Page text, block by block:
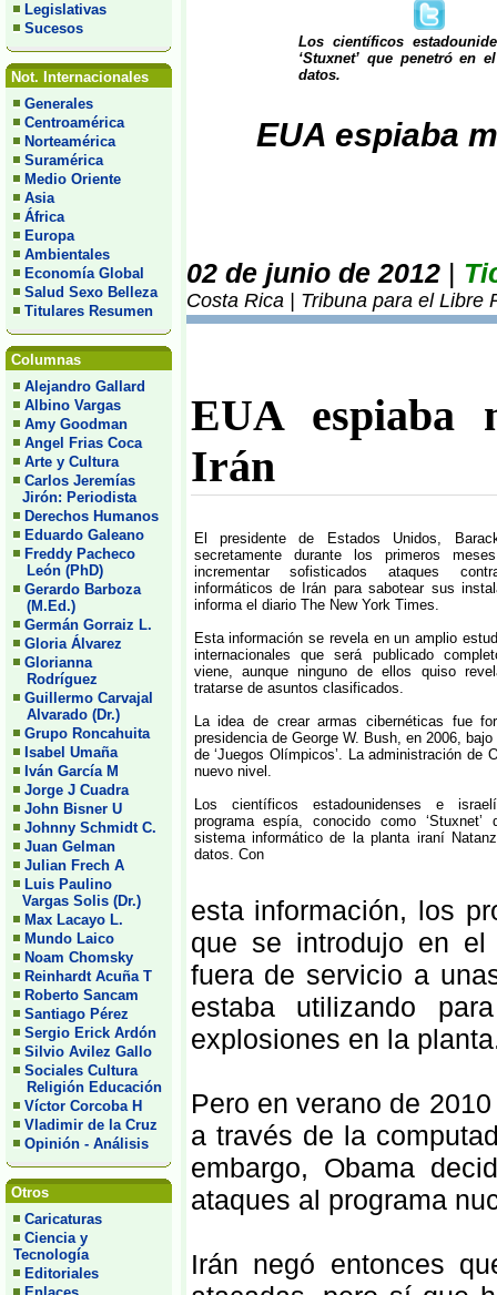
Legislativas
Sucesos
Not. Internacionales
Generales
Centroamérica
Norteamérica
Suramérica
Medio Oriente
Asia
África
Europa
Ambientales
Economía Global
Salud Sexo Belleza
Titulares Resumen
Columnas
Alejandro Gallard
Albino Vargas
Amy Goodman
Angel Frias Coca
Arte y Cultura
Carlos Jeremías
Jirón: Periodista
Derechos Humanos
Eduardo Galeano
Freddy Pacheco
León (PhD)
Gerardo Barboza
(M.Ed.)
Germán Gorraiz L.
Gloria Álvarez
Glorianna
Rodríguez
Guillermo Carvajal
Alvarado (Dr.)
Grupo Roncahuita
Isabel Umaña
Iván García M
Jorge J Cuadra
John Bisner U
Johnny Schmidt C.
Juan Gelman
Julian Frech A
Luis Paulino
Vargas Solis (Dr.)
Max Lacayo L.
Mundo Laico
Noam Chomsky
Reinhardt Acuña T
Roberto Sancam
Santiago Pérez
Sergio Erick Ardón
Silvio Avilez Gallo
Sociales Cultura
Religión Educación
Víctor Corcoba H
Vladimir de la Cruz
Opinión - Análisis
Otros
Caricaturas
Ciencia y
Tecnología
Editoriales
Los científicos
‘Stuxnet’ que penetró en
datos.
EUA espiaba
02 de junio de 2012 |
Costa Rica | Tribuna para el Libre
EUA espiaba
Irán
El presidente de Estados Unidos,
secretamente durante los primeros
incrementar sofisticados ataques
informáticos de Irán para sabotear sus
informa el diario The New York Times.
Esta información se revela en un amplio
internacionales que será publicado
viene, aunque ninguno de ellos quiso
tratarse de asuntos clasificados.
La idea de crear armas cibernéticas fue
presidencia de George W. Bush, en 2006,
de ‘Juegos Olímpicos’. La administración de
nuevo nivel.
Los científicos estadounidenses e
programa espía, conocido como
sistema informático de la planta iraní
datos. Con
esta información, los
que se introdujo en el
fuera de servicio a
estaba utilizando
explosiones en la
Pero en verano de
a través de la
embargo, Obama
ataques al programa
Irán negó entonces